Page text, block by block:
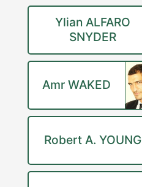
Ylian ALFARO
SNYDER
Amr WAKED
Robert A. YOUNG